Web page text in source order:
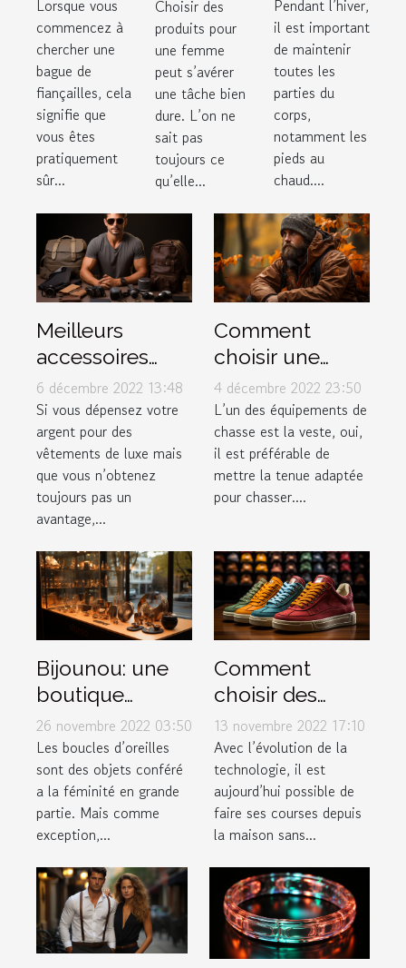
faut-il
offrir à sa
chérie ?
Lorsque vous
commencez à
chercher une
bague de
fiançailles, cela
signifie que
vous êtes
pratiquement
sûr...
femme ?
Choisir des
produits pour
une femme
peut s’avérer
une tâche bien
dure. L’on ne
sait pas
toujours ce
qu’elle...
d’une
parfaite
paire de
bottes
pour
l’hiver ?
Pendant l’hiver,
il est important
de maintenir
toutes les
parties du
corps,
notamment les
pieds au
chaud....
Meilleurs
accessoires
pour hommes
6 décembre 2022 13:48
Si vous dépensez votre
argent pour des
vêtements de luxe mais
que vous n’obtenez
toujours pas un
avantage,...
Comment
choisir une
veste de chasse
?
4 décembre 2022 23:50
L’un des équipements de
chasse est la veste, oui,
il est préférable de
mettre la tenue adaptée
pour chasser....
Bijounou: une
boutique
ouverte pour
les boucles
d'oreilles en
acier
inoxydable
26 novembre 2022 03:50
Les boucles d’oreilles
sont des objets conféré
a la féminité en grande
partie. Mais comme
exception,...
Comment
choisir des
baskets dans
une boutique
en ligne ?
13 novembre 2022 17:10
Avec l’évolution de la
technologie, il est
aujourd’hui possible de
faire ses courses depuis
la maison sans...